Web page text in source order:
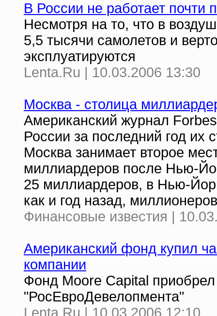
В России не работает почти
Несмотря на то, что в
5,5 тысячи самолетов и
эксплуатируются
Lenta.Ru | 10.03.2006 13:30
Москва - столица
Американский журнал
России за последний год
Москва занимает второе
миллиардеров после Нью-
25 миллиардеров, в Нью-
как и год назад,
Финансовые известия |
Американский фонд купил
компании
Фонд Moore Capital
"РосЕвроДевелопмента"
Lenta.Ru | 10.03.2006 12:10